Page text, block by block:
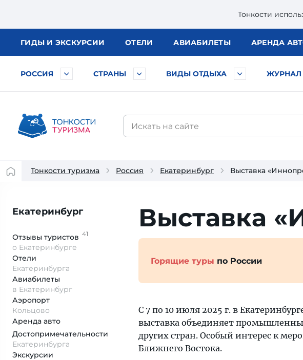
Тонкости
ГИДЫ И ЭКСКУРСИИ ОТЕЛИ АВИАБИЛЕТЫ АРЕНДА
РОССИЯ СТРАНЫ ВИДЫ ОТДЫХА ЖУРНАЛ
Тонкости туризма Россия Екатеринбург Выставка
Екатеринбург
Отзывы туристов 41
о Екатеринбурге
Отели
Екатеринбурга
Авиабилеты
в Екатеринбург
Аэропорт
Кольцово
Аренда авто
Достопримеча­тельности
Екатеринбурга
Экскурсии
Выставка
Горящие туры по России
С 7 по 10 июля 2025 г. в
выставка объединяет
других стран. Особый интерес к
Ближнего Востока.